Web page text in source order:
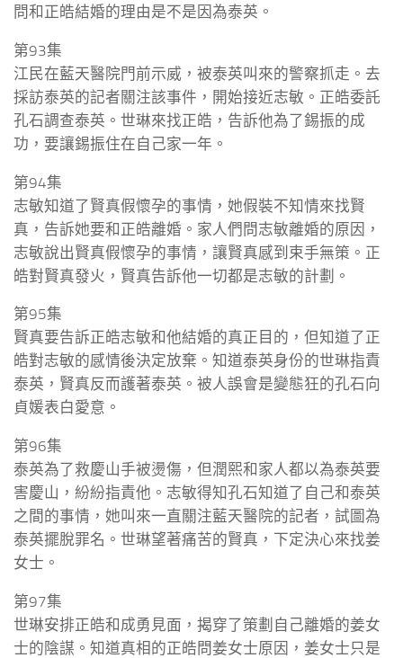
問和正皓結婚的理由是不是因為泰英。
第93集
江民在藍天醫院門前示威，被泰英叫來的警察抓走。去
採訪泰英的記者關注該事件，開始接近志敏。正皓委託
孔石調查泰英。世琳來找正皓，告訴他為了錫振的成
功，要讓錫振住在自己家一年。
第94集
志敏知道了賢真假懷孕的事情，她假裝不知情來找賢
真，告訴她要和正皓離婚。家人們問志敏離婚的原因，
志敏說出賢真假懷孕的事情，讓賢真感到束手無策。正
皓對賢真發火，賢真告訴他一切都是志敏的計劃。
第95集
賢真要告訴正皓志敏和他結婚的真正目的，但知道了正
皓對志敏的感情後決定放棄。知道泰英身份的世琳指責
泰英，賢真反而護著泰英。被人誤會是變態狂的孔石向
貞媛表白愛意。
第96集
泰英為了救慶山手被燙傷，但潤熙和家人都以為泰英要
害慶山，紛紛指責他。志敏得知孔石知道了自己和泰英
之間的事情，她叫來一直關注藍天醫院的記者，試圖為
泰英擺脫罪名。世琳望著痛苦的賢真，下定決心來找姜
女士。
第97集
世琳安排正皓和成勇見面，揭穿了策劃自己離婚的姜女
士的陰謀。知道真相的正皓問姜女士原因，姜女士只是